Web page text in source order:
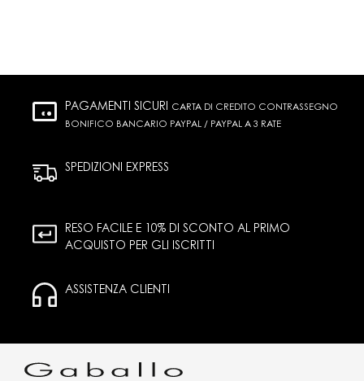
PAGAMENTI SICURI CARTA DI CREDITO CONTRASSEGNO
BONIFICO BANCARIO PAYPAL / PAYPAL A 3 RATE
SPEDIZIONI EXPRESS
RESO FACILE E 10% DI SCONTO AL PRIMO
ACQUISTO PER GLI ISCRITTI
ASSISTENZA CLIENTI